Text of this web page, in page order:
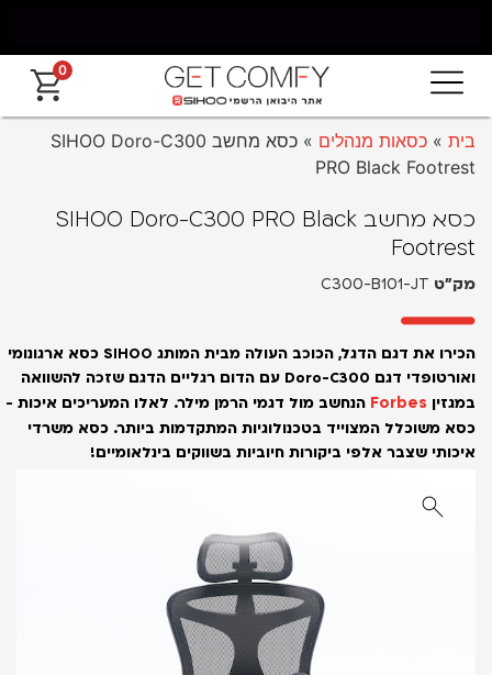
חינם מאילת עד החרמון עד 5 ימי עסקים
0
בית » כסאות מנהלים »
כסא מחשב SIHOO Doro-C300
PRO Black Footrest
כסא מחשב SIHOO Doro-C300 PRO Black
Footrest
מק״ט C300-B101-JT
הכירו את דגם הדגל, הכוכב העולה מבית המותג SIHOO כסא ארגונומי
ואורטופדי דגם Doro-C300 עם הדום רגליים הדגם שזכה להשוואה
במגזין Forbes הנחשב מול דגמי הרמן מילר. לאלו המעריכים איכות -
כסא משוכלל המצוייד בטכנולוגיות המתקדמות ביותר. כסא משרדי
איכותי שצבר אלפי ביקורות חיוביות בשווקים בינלאומיים!